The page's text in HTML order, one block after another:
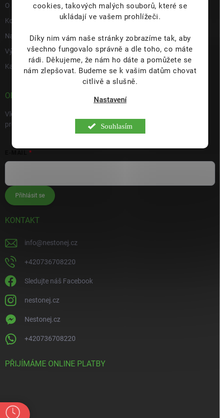
cookies, takových malých souborů, které se
ukládají ve vašem prohlížeči.
Díky nim vám naše stránky zobrazíme tak, aby
všechno fungovalo správně a dle toho, co máte
rádi. Děkujeme, že nám ho dáte a pomůžete se
nám zlepšovat. Budeme se k vašim datům chovat
citlivě a slušně.
Nastavení
Souhlasím
O nás
Kontakty
Napište nám
Výdejní místo s prodejnou Hulín
Kariéra
ODEBÍRAT NEWSLETTER
Vložte svůj e-mail a my vám budeme zasílat informace o nových
produktech na našem e-shopu.
Přihlásit se
KONTAKT
info@nestonej.cz
+420736708220
Sledujte náš Facebook
nestonej.cz
Nestonej.cz
+420736708220
PŘIJÍMÁME ONLINE PLATBY